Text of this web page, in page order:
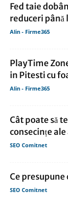
Fed taie
reduceri până
Alin - Firme365
PlayTime
in Pitesti cu
Alin - Firme365
Cât poate să
consecințe
SEO Comitnet
Ce
SEO Comitnet